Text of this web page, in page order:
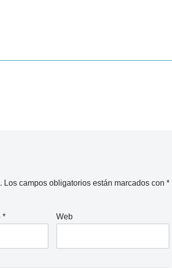
Los campos obligatorios están marcados con *
* Web